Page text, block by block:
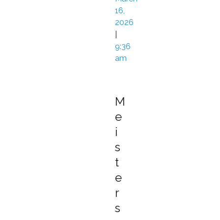
16,
2026
9:36
am
M
e
i
s
t
e
r
s